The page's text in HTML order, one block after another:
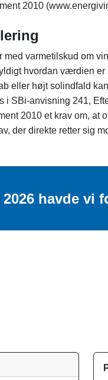
2010
varmetilskud om
hvordan værdien er
eller højt solindfald
i SBi-anvisning 241,
2010 et krav om, at
der direkte retter sig
havde vi